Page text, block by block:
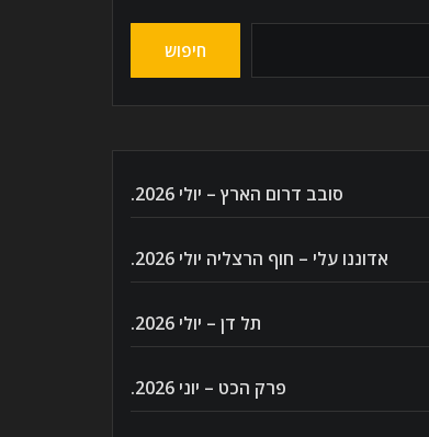
חיפוש
סובב דרום הארץ – יולי 2026.
אדוננו עלי – חוף הרצליה יולי 2026.
תל דן – יולי 2026.
פרק הכט – יוני 2026.